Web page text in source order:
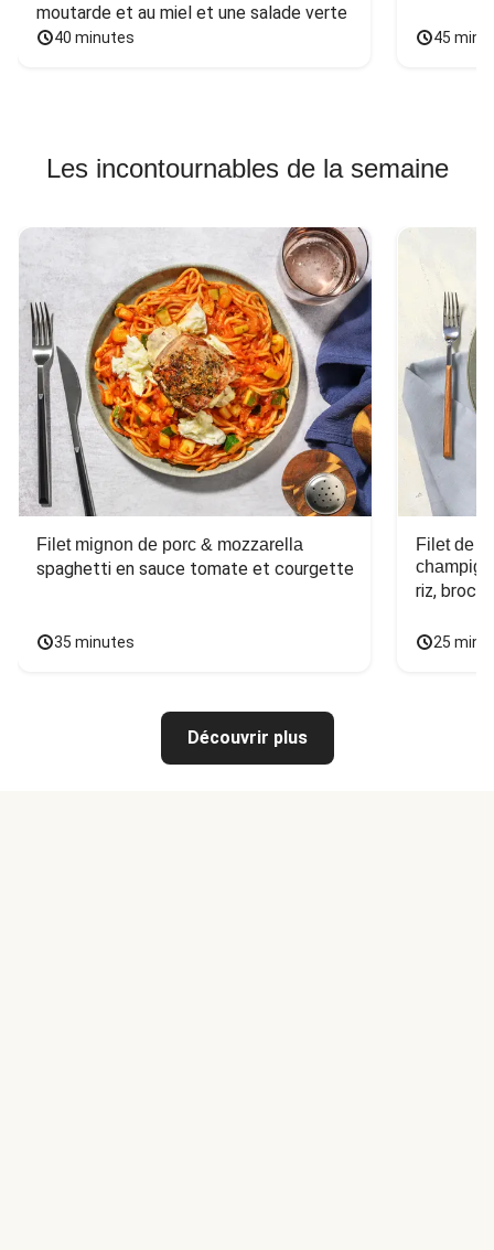
moutarde et au miel et une salade verte
40 minutes 45
Les incontournables de la semaine
Filet mignon de porc & mozzarella
spaghetti en sauce tomate et courgette
35 minutes
Filet de
riz,
25
Découvrir plus